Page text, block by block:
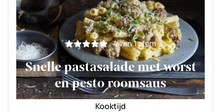
4van 1 stem
Snelle pastasalade met worst
en pesto roomsaus
Kooktijd